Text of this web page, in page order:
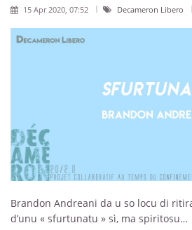
15 Apr 2020, 07:52 Decameron Libero
Brandon Andreani da u so locu di
d’unu « sfurtunatu » sì, ma spiritosu…